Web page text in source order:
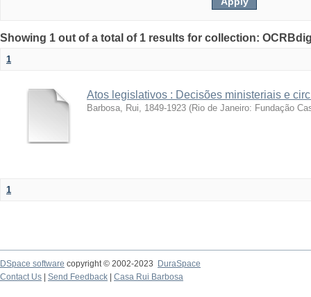
Showing 1 out of a total of 1 results for collection:
1
Atos legislativos : Decisões ministeriais e
Barbosa, Rui, 1849-1923 (Rio de Janeiro: Fundação
1
DSpace software copyright © 2002-2023
DuraSpace
Contact Us
Send Feedback Casa Rui Barbosa